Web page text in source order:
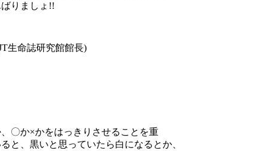
りましょ!!
生命誌研究館館長)
〇か×かをはっきりさせることを重
と、黒いと思っていたら白になるとか、